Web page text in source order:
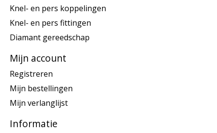
Knel- en pers koppelingen
Knel- en pers fittingen
Diamant gereedschap
Mijn account
Registreren
Mijn bestellingen
Mijn verlanglijst
Informatie